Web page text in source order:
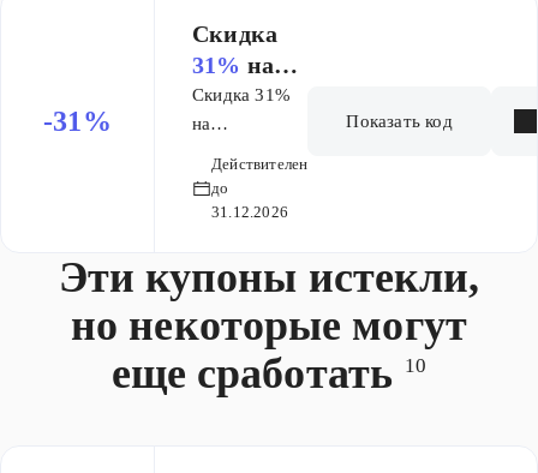
нная)
-31%
​Скидка
31% на
исследова
ние
Генеалоги
я за 300
лет
Скидка 31%
на
Генеалогия за
300 лет
Действителен
до
31.12.2026
Показать код
Эти купоны истекли,
но некоторые могут
еще сработать
10